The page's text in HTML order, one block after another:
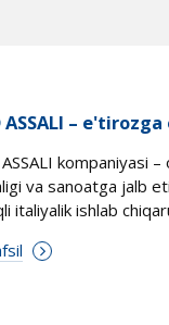
ASSALI –
ASSALI kompaniyasi
va sanoatga jalb
italiyalik ishlab